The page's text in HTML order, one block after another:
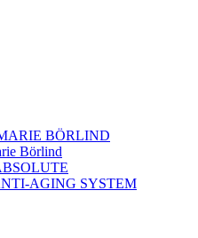
BÖRLIND
Börlind
AGING SYSTEM